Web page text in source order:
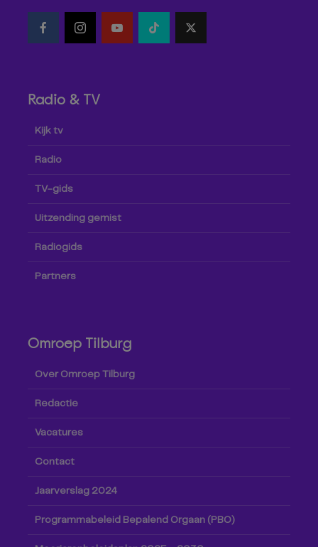
Radio & TV
Kijk tv
Radio
TV-gids
Uitzending gemist
Radiogids
Partners
Omroep Tilburg
Over Omroep Tilburg
Redactie
Vacatures
Contact
Jaarverslag 2024
Programmabeleid Bepalend Orgaan (PBO)